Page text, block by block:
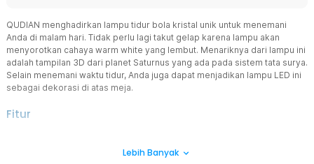
QUDIAN menghadirkan lampu tidur bola kristal unik untuk menemani
Anda di malam hari. Tidak perlu lagi takut gelap karena lampu akan
menyorotkan cahaya warm white yang lembut. Menariknya dari lampu ini
adalah tampilan 3D dari planet Saturnus yang ada pada sistem tata surya.
Selain menemani waktu tidur, Anda juga dapat menjadikan lampu LED ini
sebagai dekorasi di atas meja.
Fitur
Lampu tidur bola kristal dapat memancarkan cahaya warm white
Lebih Banyak